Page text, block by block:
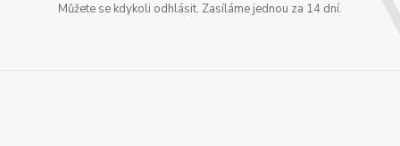
Můžete se kdykoli odhlásit. Zasíláme jednou za 14 dní.